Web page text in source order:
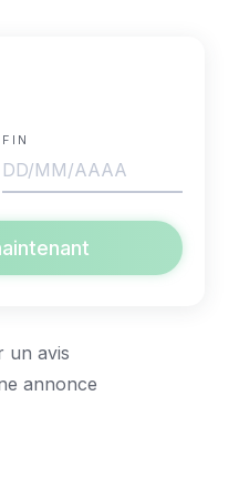
FIN
un avis
annonce